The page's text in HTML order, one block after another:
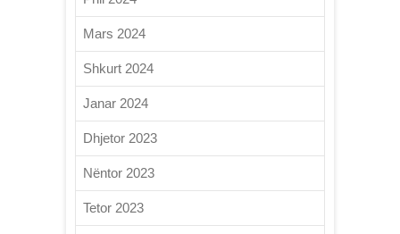
Mars 2024
Shkurt 2024
Janar 2024
Dhjetor 2023
Nëntor 2023
Tetor 2023